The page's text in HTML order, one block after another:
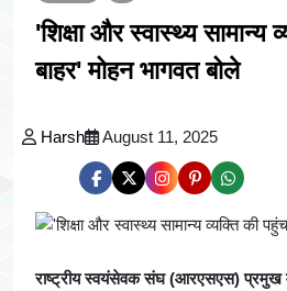
'शिक्षा और स्वास्थ्य सामान्य
बाहर' मोहन भागवत बोले
Harsh August 11, 2025
राष्ट्रीय स्वयंसेवक संघ (आरएसएस) प्रमुख